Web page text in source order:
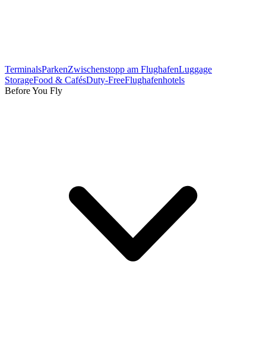
TerminalsParkenZwischenstopp am FlughafenLuggage
StorageFood & CafésDuty-FreeFlughafenhotels
Before You Fly